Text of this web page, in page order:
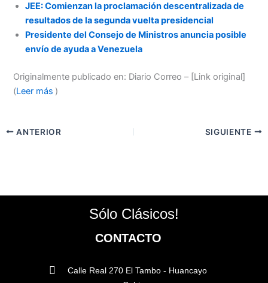
JEE: Comienzan la proclamación descentralizada de
resultados de la segunda vuelta presidencial
Presidente del Consejo de Ministros anuncia posible
envío de ayuda a Venezuela
Originalmente publicado en: Diario Correo – [Link original]
(Leer más )
ANTERIOR SIGUIENTE
Sólo Clásicos!
CONTACTO
Calle Real 270 El Tambo - Huancayo